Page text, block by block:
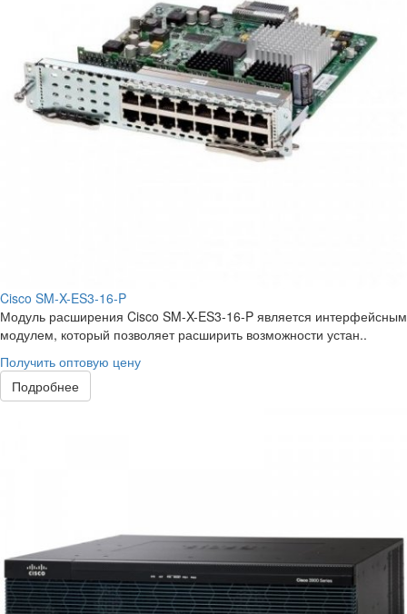
Cisco SM-X-ES3-16-P
Модуль расширения Cisco SM-X-ES3-16-P является интерфейсным
модулем, который позволяет расширить возможности устан..
Получить оптовую цену
Подробнее